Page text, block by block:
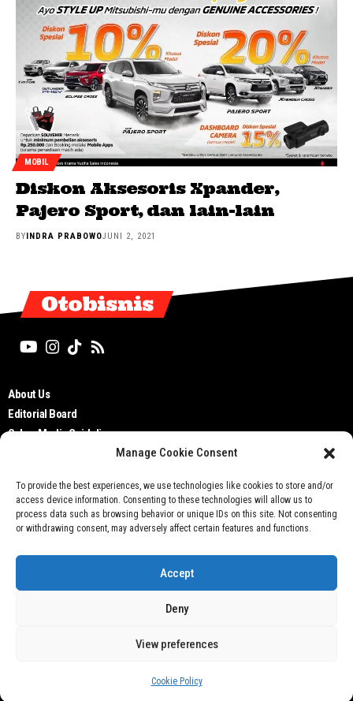
Manage Cookie Consent
To provide the best experiences, we use technologies like cookies to store and/or
access device information. Consenting to these technologies will allow us to
process data such as browsing behavior or unique IDs on this site. Not consenting
or withdrawing consent, may adversely affect certain features and functions.
Accept
Deny
View preferences
Cookie Policy
MOBIL
Diskon Aksesoris Xpander,
Pajero Sport, dan lain-lain
BYINDRA PRABOWOJUNI 2, 2021
Otobisnis
About Us
Editorial Board
Cyber Media Guidelines
Privacy Policy
Contact Us